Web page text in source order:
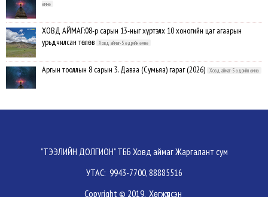
өмнө
ХОВД АЙМАГ:08-р сарын 13-ныг хүртэлх 10 хоногийн цаг агаарын
урьдчилсан төлөв
Ховд аймаг-5 өдрийн өмнө
Аргын тооллын 8 сарын 3. Даваа (Сумьяа) гараг (2026) Ховд аймаг-5 өдрийн өмнө
Хүндэтгэлийн барилдаанд 64 бөх оролцлоо Ховд аймаг-8/3/2026
Улсын цол, чимэг хүртсэн бөхчүүд, харваачдад хүндэтгэл үзүүлэв
"ТЭЭЛИЙН ДОЛГИОН" ТББ Ховд аймаг Жаргалант сум
УТАС: 9943-7700, 88885516
Copyright © 2019, Хөгжүүлсэн